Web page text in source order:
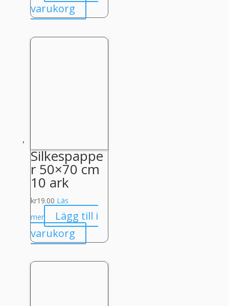
varukorg
Silkespappe
r 50×70 cm
10 ark
kr19.00 Läs
mer
Lägg till i
varukorg